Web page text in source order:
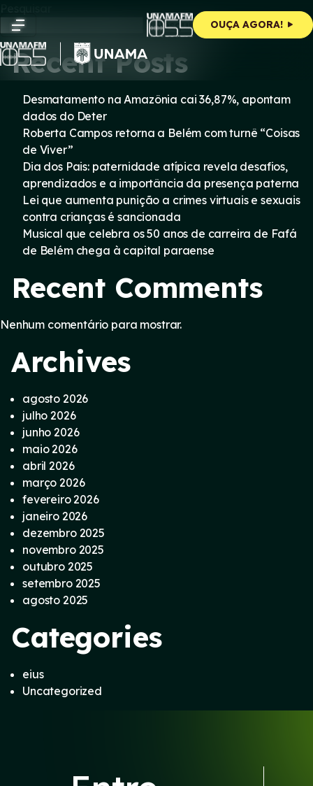
content
OUÇA AGORA!
Pesquisar
Pesquisar
Recent Posts
Desmatamento na Amazônia cai 36,87%, apontam
dados do Deter
Roberta Campos retorna a Belém com turnê “Coisas
de Viver”
Dia dos Pais: paternidade atípica revela desafios,
aprendizados e a importância da presença paterna
Lei que aumenta punição a crimes virtuais e sexuais
contra crianças é sancionada
Musical que celebra os 50 anos de carreira de Fafá
de Belém chega à capital paraense
Recent Comments
Nenhum comentário para mostrar.
Archives
agosto 2026
julho 2026
junho 2026
maio 2026
abril 2026
março 2026
fevereiro 2026
janeiro 2026
dezembro 2025
novembro 2025
outubro 2025
setembro 2025
agosto 2025
Categories
eius
Uncategorized